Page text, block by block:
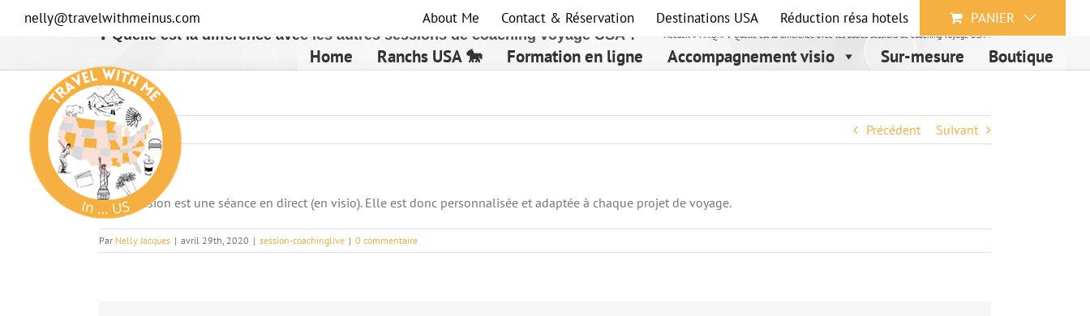
nelly@travelwithmeinus.com About Me Contact & Réservation Destinations USA Réduction résa hotels PANIER
Home Ranchs USA 🐎 Formation en ligne Accompagnement visio Sur-mesure Boutique
❓ Quelle est la différence avec les autres sessions de coaching voyage USA ? Accueil » F.A.Q.» ❓ Quelle est la différence avec les autres sessions de coaching voyage USA ?
Précédent Suivant
Cette session est une séance en direct (en visio). Elle est donc personnalisée et adaptée à chaque projet de voyage.
Par Nelly Jacques | avril 29th, 2020 | session-coachinglive | 0 commentaire